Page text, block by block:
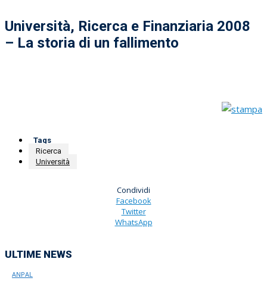
Università, Ricerca e Finanziaria 2008
– La storia di un fallimento
Tags
Ricerca
Università
Condividi
Facebook
Twitter
WhatsApp
ULTIME NEWS
ANPAL